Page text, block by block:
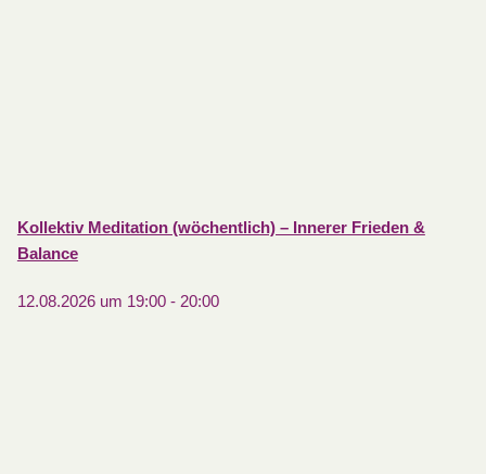
Kollektiv Meditation (wöchentlich) – Innerer Frieden &
Balance
12.08.2026 um 19:00- 20:00